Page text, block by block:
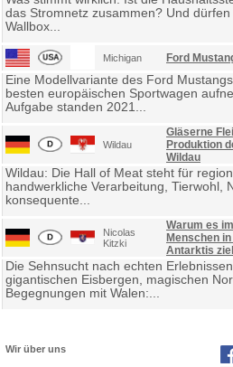
das Stromnetz zusammen? Und
Wallbox...
Michigan Ford
Eine Modellvariante des Ford
besten europäischen Sportwagen
Aufgabe standen 2021...
Wildau
Gläserne
Produktion
Wildau
Wildau: Die Hall of Meat steht für
handwerkliche Verarbeitung, Tierwohl,
konsequente...
Nicolas
Kitzki
Warum es
Menschen
Antarktis
Die Sehnsucht nach echten
gigantischen Eisbergen, magischen
Begegnungen mit Walen:...
Wir über uns